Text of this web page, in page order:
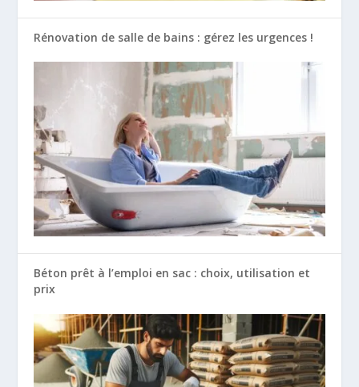
Rénovation de salle de bains : gérez les urgences !
Béton prêt à l’emploi en sac : choix, utilisation et
prix